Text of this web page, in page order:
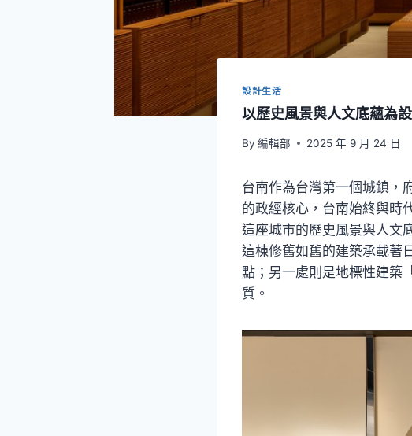
設計生活
以歷史風景與人文底蘊為
By 編輯部 2025 年 9 月 24 日
台南作為台灣第一個城鎮，
的政經核心，台南始終與時
這座城市的歷史風景與人文
這棟修舊如舊的建築承載著
點；另一處則是地標性建築
質。